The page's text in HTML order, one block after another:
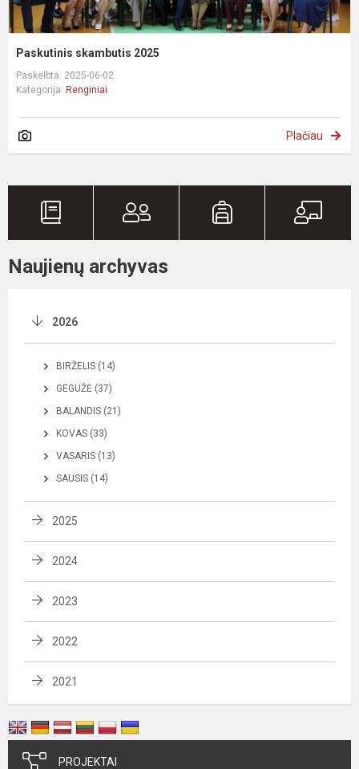
Paskutinis skambutis 2025
Paskelbta: 2025-06-02
Kategorija: Renginiai
Plačiau
Naujienų archyvas
2026
BIRŽELIS (14)
GEGUŽĖ (37)
BALANDIS (21)
KOVAS (33)
VASARIS (13)
SAUSIS (14)
2025
2024
2023
2022
2021
PROJEKTAI